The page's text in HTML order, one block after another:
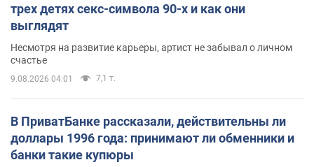
трех детях секс-символа 90-х и как они
выглядят
Несмотря на развитие карьеры, артист не забывал о личном
счастье
9.08.2026 04:01 7,1 т.
В ПриватБанке рассказали, действительны ли
доллары 1996 года: принимают ли обменники и
банки такие купюры